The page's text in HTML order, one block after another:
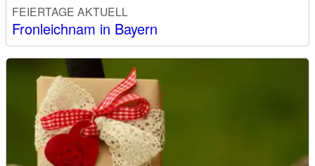
FEIERTAGE AKTUELL
Fronleichnam in Bayern